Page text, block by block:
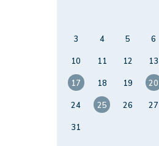
3
4 5 6
10
11 12 13
17
18 19 20
24
25 26 27
31